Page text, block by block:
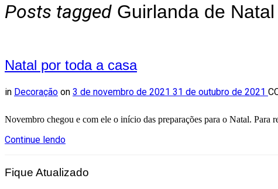
Posts tagged Guirlanda de Natal
Natal por toda a casa
in Decoração on 3 de novembro de 2021 31 de outubro de 2021
Novembro chegou e com ele o início das preparações para o Natal. Para
Continue lendo
Fique Atualizado